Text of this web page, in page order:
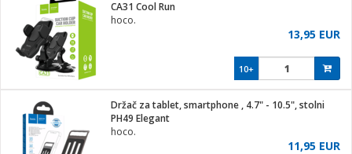
CA31 Cool Run
hoco.
13,95 EUR
10+
Držač za tablet, smartphone , 4.7" - 10.5", stolni
PH49 Elegant
hoco.
11,95 EUR